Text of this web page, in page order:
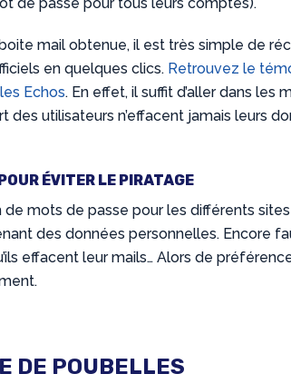
mail obtenue, il est très simple de
en quelques clics. Retrouvez le
Echos. En effet, il suffit d’aller dans
des utilisateurs n’effacent jamais leurs
ÉVITER LE PIRATAGE
de mots de passe pour les différents
des données personnelles. Encore
effacent leur mails… Alors de
DE POUBELLES